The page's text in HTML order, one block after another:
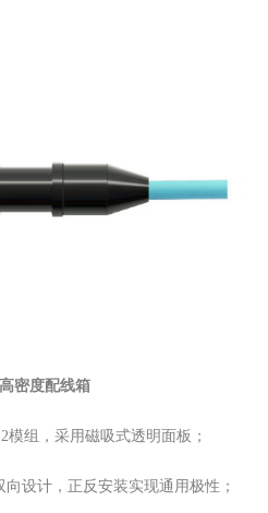
密度配线箱
模组，采用磁吸式透明面板；
设计，正反安装实现通用极性；